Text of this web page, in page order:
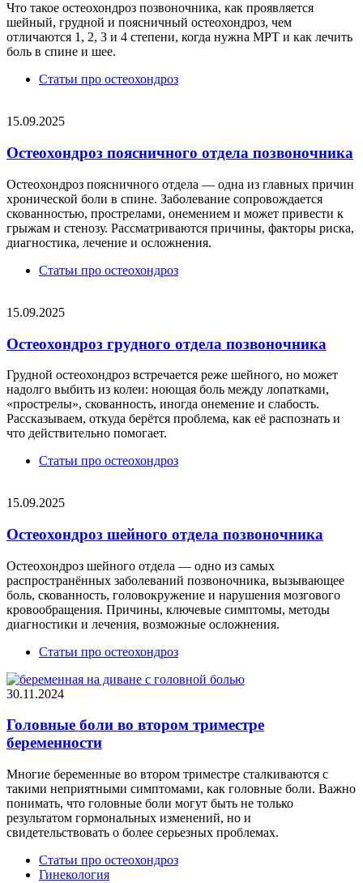
Что такое остеохондроз позвоночника, как проявляется
шейный, грудной и поясничный остеохондроз, чем
отличаются 1, 2, 3 и 4 степени, когда нужна МРТ и как лечить
боль в спине и шее.
Статьи про остеохондроз
15.09.2025
Остеохондроз поясничного отдела позвоночника
Остеохондроз поясничного отдела — одна из главных причин
хронической боли в спине. Заболевание сопровождается
скованностью, прострелами, онемением и может привести к
грыжам и стенозу. Рассматриваются причины, факторы риска,
диагностика, лечение и осложнения.
Статьи про остеохондроз
15.09.2025
Остеохондроз грудного отдела позвоночника
Грудной остеохондроз встречается реже шейного, но может
надолго выбить из колеи: ноющая боль между лопатками,
«прострелы», скованность, иногда онемение и слабость.
Рассказываем, откуда берётся проблема, как её распознать и
что действительно помогает.
Статьи про остеохондроз
15.09.2025
Остеохондроз шейного отдела позвоночника
Остеохондроз шейного отдела — одно из самых
распространённых заболеваний позвоночника, вызывающее
боль, скованность, головокружение и нарушения мозгового
кровообращения. Причины, ключевые симптомы, методы
диагностики и лечения, возможные осложнения.
Статьи про остеохондроз
30.11.2024
Головные боли во втором триместре
беременности
Многие беременные во втором триместре сталкиваются с
такими неприятными симптомами, как головные боли. Важно
понимать, что головные боли могут быть не только
результатом гормональных изменений, но и
свидетельствовать о более серьезных проблемах.
Статьи про остеохондроз
Гинекология